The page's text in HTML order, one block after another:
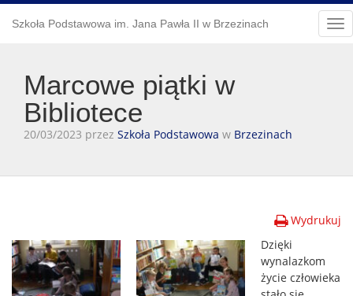
Szkoła Podstawowa im. Jana Pawła II w Brzezinach
Marcowe piątki w
Bibliotece
20/03/2023 przez Szkoła Podstawowa w Brzezinach
Wydrukuj
Dzięki
wynalazkom
życie człowieka